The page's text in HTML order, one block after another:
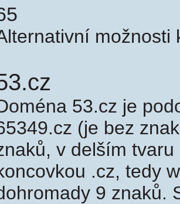
možnosti
53.cz je
(je bez
v delším
.cz, tedy
9 znaků.